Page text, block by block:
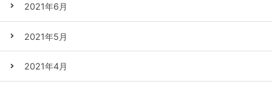
2021年6月
2021年5月
2021年4月